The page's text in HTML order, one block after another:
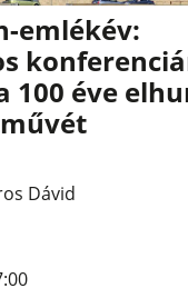
emlékév:
100 éve
Dávid